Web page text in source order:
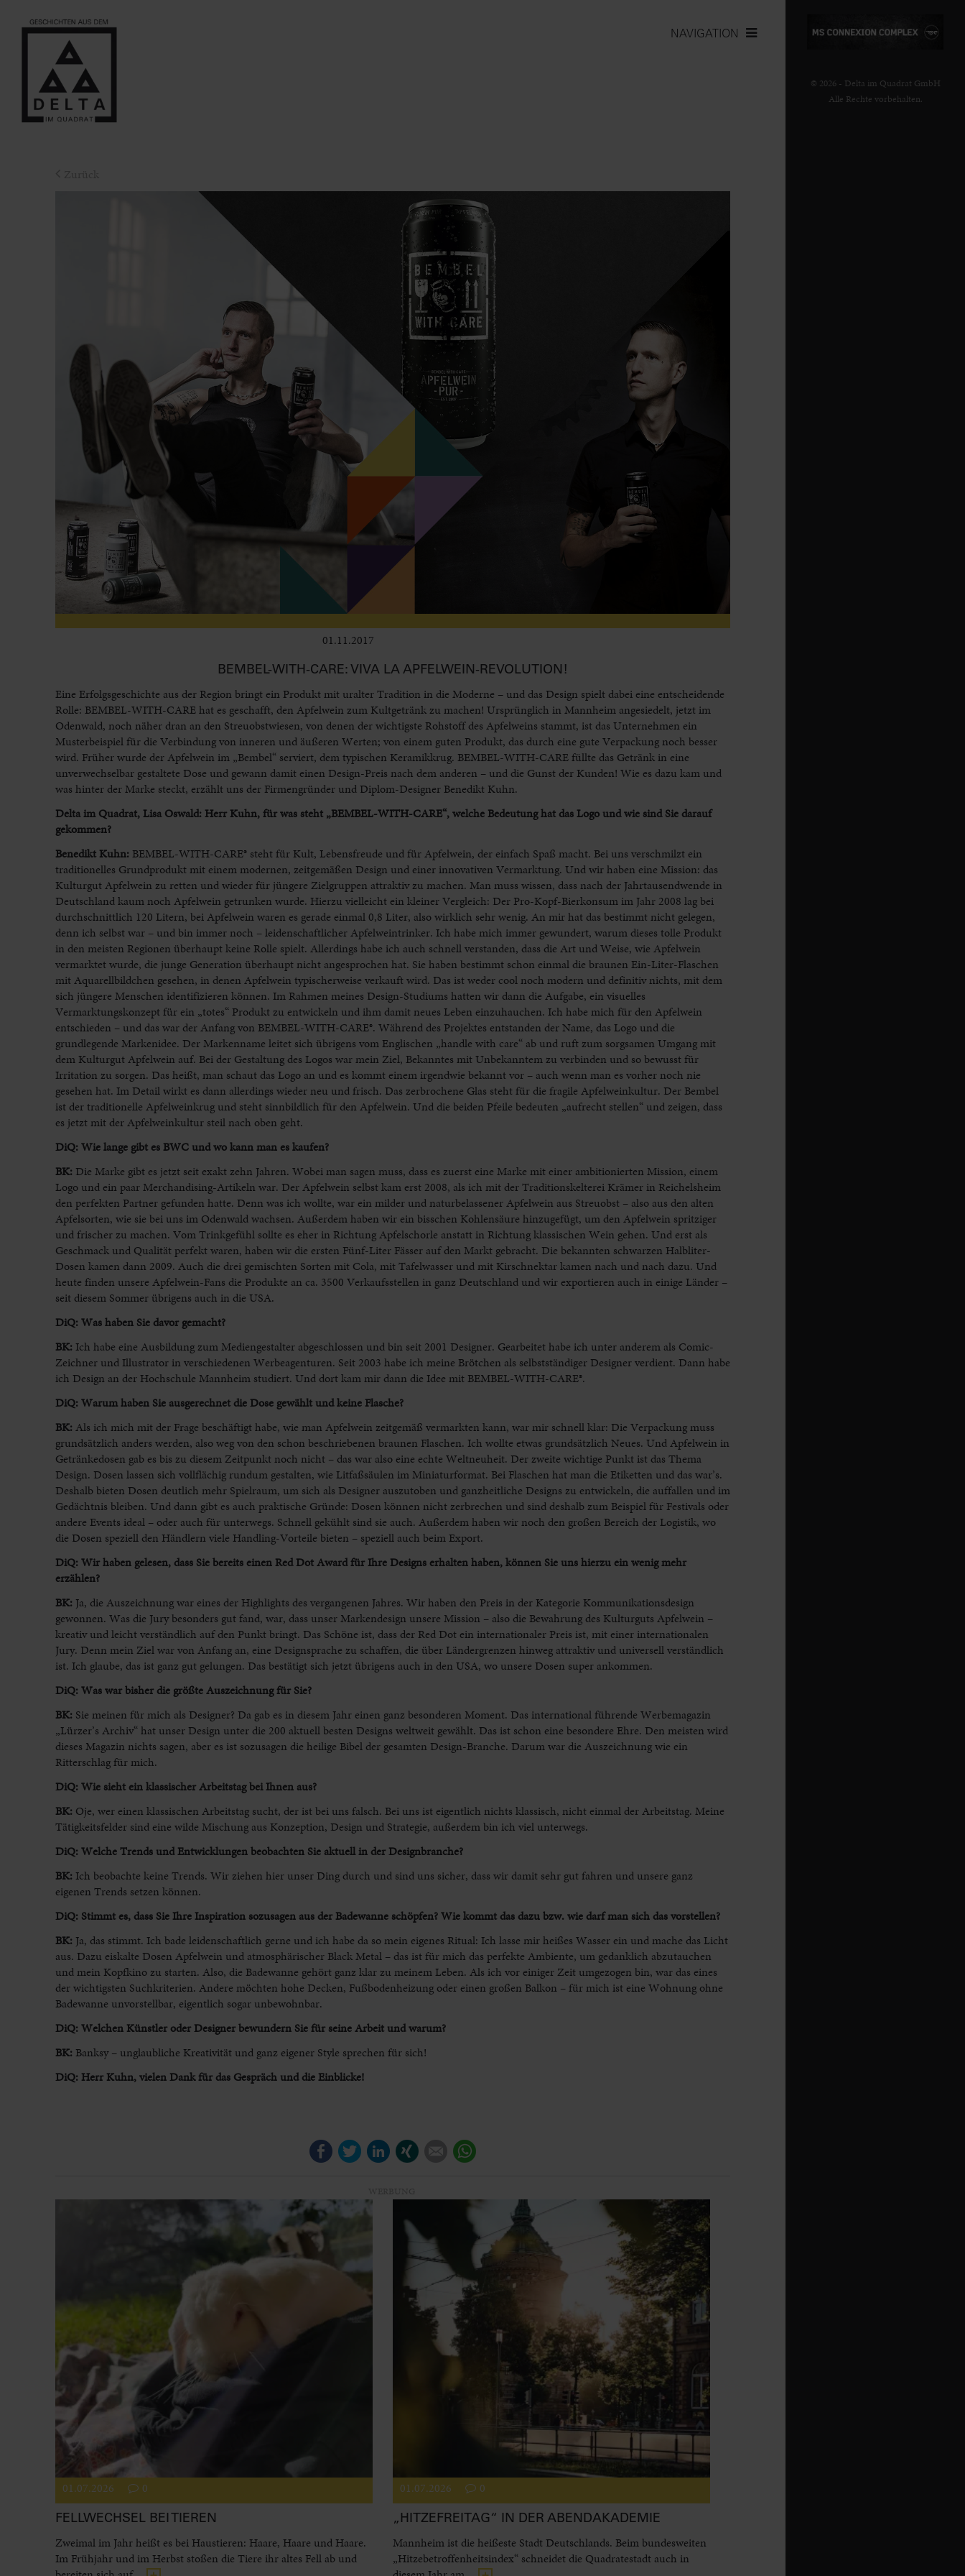
NAVIGATION
01.11.2017
BEMBEL-WITH-CARE: VIVA LA APFELWEIN-REVOLUTION!
Eine Erfolgsgeschichte aus der Region bringt ein Produkt mit uralter Tradition in die Moderne – und das Design spielt dabei eine entscheidende
Rolle: BEMBEL-WITH-CARE hat es geschafft, den Apfelwein zum Kultgetränk zu machen! Ursprünglich in Mannheim angesiedelt, jetzt im
Odenwald, noch näher dran an den Streuobstwiesen, von denen der wichtigste Rohstoff des Apfelweins stammt, ist das Unternehmen ein
Musterbeispiel für die Verbindung von inneren und äußeren Werten; von einem guten Produkt, das durch eine gute Verpackung noch besser
wird. Früher wurde der Apfelwein im „Bembel“ serviert, dem typischen Keramikkrug. BEMBEL-WITH-CARE füllte das Getränk in eine
unverwechselbar gestaltete Dose und gewann damit einen Design-Preis nach dem anderen – und die Gunst der Kunden! Wie es dazu kam und
was hinter der Marke steckt, erzählt uns der Firmengründer und Diplom-Designer Benedikt Kuhn.
Delta im Quadrat, Lisa Oswald: Herr Kuhn, für was steht „BEMBEL-WITH-CARE“, welche Bedeutung hat das Logo und wie sind Sie darauf
gekommen?
Benedikt Kuhn: BEMBEL-WITH-CARE® steht für Kult, Lebens­­freude und für Apfelwein, der einfach Spaß macht. Bei uns verschmilzt ein
traditionelles Grundprodukt mit einem modernen, zeitgemäßen Design und einer innovativen Vermarktung. Und wir haben eine Mission: das
Kulturgut Apfelwein zu retten und wieder für jüngere Zielgruppen attraktiv zu machen. Man muss wissen, dass nach der Jahrtausendwende in
Deutschland kaum noch Apfelwein getrunken wurde. Hierzu vielleicht ein kleiner Vergleich: Der Pro-Kopf-Bierkonsum im Jahr 2008 lag bei
durchschnittlich 120 Litern, bei Apfelwein waren es gerade einmal 0,8 Liter, also wirklich sehr wenig. An mir hat das bestimmt nicht gelegen,
denn ich selbst war – und bin immer noch – leidenschaftlicher Apfelweintrinker. Ich habe mich immer gewundert, warum dieses tolle Produkt
in den meisten Regionen überhaupt keine Rolle spielt. Allerdings habe ich auch schnell verstanden, dass die Art und Weise, wie Apfelwein
vermarktet wurde, die junge Generation überhaupt nicht angesprochen hat. Sie haben bestimmt schon einmal die braunen Ein-Liter-Flaschen
mit Aquarellbildchen gesehen, in denen Apfelwein typischerweise verkauft wird. Das ist weder cool noch modern und definitiv nichts, mit dem
sich jüngere Menschen identifizieren können. Im Rahmen meines Design-Studiums hatten wir dann die Aufgabe, ein visuelles
Vermarktungskonzept für ein „totes“ Produkt zu entwickeln und ihm damit neues Leben einzuhauchen. Ich habe mich für den Apfelwein
entschieden – und das war der Anfang von BEMBEL-WITH-CARE®. Während des Projektes entstanden der Name, das Logo und die
grundlegende Markenidee. Der Markenname leitet sich übrigens vom Englischen „handle with care“ ab und ruft zum sorgsamen Umgang mit
dem Kulturgut Apfelwein auf. Bei der Gestaltung des Logos war mein Ziel, Bekanntes mit Unbekanntem zu verbinden und so bewusst für
Irritation zu sorgen. Das heißt, man schaut das Logo an und es kommt einem irgendwie bekannt vor – auch wenn man es vorher noch nie
gesehen hat. Im Detail wirkt es dann allerdings wieder neu und frisch. Das zerbrochene Glas steht für die fragile Apfelweinkultur. Der Bembel
ist der traditionelle Apfelweinkrug und steht sinnbildlich für den Apfelwein. Und die beiden Pfeile bedeuten „aufrecht stellen“ und zeigen, dass
es jetzt mit der Apfelweinkultur steil nach oben geht.
DiQ: Wie lange gibt es BWC und wo kann man es kaufen?
BK: Die Marke gibt es jetzt seit exakt zehn Jahren. Wobei man sagen muss, dass es zuerst eine Marke mit einer ambitionierten Mission, einem
Logo und ein paar Merchandising-Artikeln war. Der Apfelwein selbst kam erst 2008, als ich mit der Traditionskelterei Krämer in Reichelsheim
den perfekten Partner gefunden hatte. Denn was ich wollte, war ein milder und naturbelassener Apfelwein aus Streuobst – also aus den alten
Apfelsorten, wie sie bei uns im Odenwald wachsen. Außerdem haben wir ein bisschen Kohlensäure hinzugefügt, um den Apfelwein spritziger
und frischer zu machen. Vom Trinkgefühl sollte es eher in Richtung Apfelschorle anstatt in Richtung klassischen Wein gehen. Und erst als
Geschmack und Qualität perfekt waren, haben wir die ersten Fünf-Liter Fässer auf den Markt gebracht. Die bekannten schwarzen Halbliter-
Dosen kamen dann 2009. Auch die drei gemischten Sorten mit Cola, mit Tafelwasser und mit Kirschnektar kamen nach und nach dazu. Und
heute finden unsere Apfelwein-Fans die Produkte an ca. 3500 Verkaufsstellen in ganz Deutschland und wir exportieren auch in einige Länder –
seit diesem Sommer übrigens auch in die USA.
DiQ: Was haben Sie davor gemacht?
BK: Ich habe eine Ausbildung zum Mediengestalter abgeschlossen und bin seit 2001 Designer. Gearbeitet habe ich unter anderem als Comic-
Zeichner und Illustrator in verschiedenen Werbeagenturen. Seit 2003 habe ich meine Brötchen als selbstständiger Designer verdient. Dann habe
ich Design an der Hochschule Mannheim studiert. Und dort kam mir dann die Idee mit BEMBEL-WITH-CARE®.
DiQ: Warum haben Sie ausgerechnet die Dose gewählt und keine Flasche?
BK: Als ich mich mit der Frage beschäftigt habe, wie man Apfelwein zeitgemäß vermarkten kann, war mir schnell klar: Die Verpackung muss
grundsätzlich anders werden, also weg von den schon beschriebenen braunen Flaschen. Ich wollte etwas grundsätzlich Neues. Und Apfelwein in
Getränkedosen gab es bis zu diesem Zeitpunkt noch nicht – das war also eine echte Weltneuheit. Der zweite wichtige Punkt ist das Thema
Design. Dosen lassen sich vollflächig rundum gestalten, wie Litfaßsäulen im Miniaturformat. Bei Flaschen hat man die Etiketten und das war’s.
Deshalb bieten Dosen deutlich mehr Spielraum, um sich als Designer auszutoben und ganzheitliche Designs zu entwickeln, die auffallen und im
Gedächtnis bleiben. Und dann gibt es auch praktische Gründe: Dosen können nicht zerbrechen und sind deshalb zum Beispiel für Festivals oder
andere Events ideal – oder auch für unterwegs. Schnell gekühlt sind sie auch. Außerdem haben wir noch den großen Bereich der Logistik, wo
die Dosen speziell den Händlern viele Handling-Vorteile bieten – speziell auch beim Export.
DiQ: Wir haben gelesen, dass Sie bereits einen Red Dot Award für Ihre Designs erhalten haben, können Sie uns hierzu ein wenig mehr
erzählen?
BK: Ja, die Auszeichnung war eines der Highlights des vergangenen Jahres. Wir haben den Preis in der Kategorie Kommunikationsdesign
gewonnen. Was die Jury besonders gut fand, war, dass unser Markendesign unsere Mission – also die Bewahrung des Kulturguts Apfelwein –
kreativ und leicht verständlich auf den Punkt bringt. Das Schöne ist, dass der Red Dot ein internationaler Preis ist, mit einer internationalen
Jury. Denn mein Ziel war von Anfang an, eine Designsprache zu schaffen, die über Ländergrenzen hinweg attraktiv und universell verständlich
ist. Ich glaube, das ist ganz gut gelungen. Das bestätigt sich jetzt übrigens auch in den USA, wo unsere Dosen super ankommen.
DiQ: Was war bisher die größte Auszeichnung für Sie?
BK: Sie meinen für mich als Designer? Da gab es in diesem Jahr einen ganz besonderen Moment. Das international führende Werbemagazin
„Lürzer’s Archiv“ hat unser Design unter die 200 aktuell besten Designs weltweit gewählt. Das ist schon eine besondere Ehre. Den meisten wird
dieses Magazin nichts sagen, aber es ist sozusagen die heilige Bibel der gesamten Design-Branche. Darum war die Auszeichnung wie ein
Ritterschlag für mich.
DiQ: Wie sieht ein klassischer Arbeitstag bei Ihnen aus?
BK: Oje, wer einen klassischen Arbeitstag sucht, der ist bei uns falsch. Bei uns ist eigentlich nichts klassisch, nicht einmal der Arbeitstag. Meine
Tätigkeitsfelder sind eine wilde Mischung aus Konzeption, Design und Strategie, außerdem bin ich viel unterwegs.
DiQ: Welche Trends und Entwicklungen beobachten Sie aktuell in der Designbranche?
BK: Ich beobachte keine Trends. Wir ziehen hier unser Ding durch und sind uns sicher, dass wir damit sehr gut fahren und unsere ganz
eigenen Trends setzen können.
DiQ: Stimmt es, dass Sie Ihre Inspiration sozusagen aus der Badewanne schöpfen? Wie kommt das dazu bzw. wie darf man sich das vorstellen?
BK: Ja, das stimmt. Ich bade leidenschaftlich gerne und ich habe da so mein eigenes Ritual: Ich lasse mir heißes Wasser ein und mache das Licht
aus. Dazu eiskalte Dosen Apfelwein und atmosphärischer Black Metal – das ist für mich das perfekte Ambiente, um gedanklich abzutauchen
und mein Kopfkino zu starten. Also, die Badewanne gehört ganz klar zu meinem Leben. Als ich vor einiger Zeit umgezogen bin, war das eines
der wichtigsten Suchkriterien. Andere möchten hohe Decken, Fußbodenheizung oder einen großen Balkon – für mich ist eine Wohnung ohne
Badewanne unvorstellbar, eigentlich sogar unbewohnbar.
DiQ: Welchen Künstler oder Designer bewundern Sie für seine Arbeit und warum?
BK: Banksy – unglaubliche Kreativität und ganz eigener Style sprechen für sich!
DiQ: Herr Kuhn, vielen Dank für das Gespräch und die Einblicke!
FacebookTwitterLinkedIn E-mail
01.07.2026 0
FELLWECHSEL BEI TIEREN
Zweimal im Jahr heißt es bei Haustieren: Haare, Haare und Haare.
Im Frühjahr und im Herbst stoßen die Tiere ihr altes Fell ab und
01.07.2026 0
„HITZEFREITAG“ IN DER ABENDAKADEMIE
Mannheim ist die heißeste Stadt Deutschlands. Beim bundesweiten
„Hitzebetroffenheitsindex“ schneidet die Quadratestadt auch in
© 2026 - Delta im Quadrat GmbH
Alle Rechte vorbehalten.